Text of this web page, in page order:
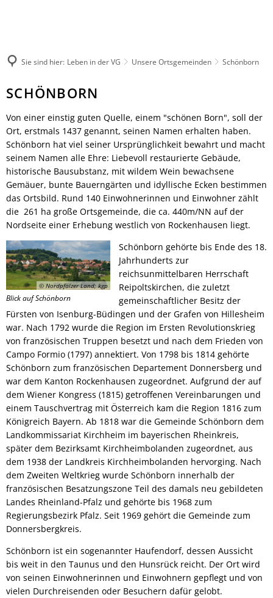
Unsere Verbandsgemeinde
Natur-Erlebnisbad
Verbandsgemeindewerke
Heiraten
Bildung
Vereine
Sprechtage der Deutschen
Feuerwehren
Umwelt, Planen, Bauen
Mobilität (ÖPNV)
Links mit Bezug zur jüdischen
Bürgerbus
Was erledige ich wo?
Notfallvorsorge
Stellenanzeigen &
Öffentliche
Ausschreibungen
Termine für das
Organigramm
Fundbüro
Radfahren
Gästeführungen
Veranstaltungen
Übernachten
Gastronomie
Regionale Produkte
Sie sind hier: Leben in der VG Unsere Ortsgemeinden Schönborn
Schönborn
SCHÖNBORN
Von einer einstig guten Quelle, einem "schönen Born", soll der
Ort, erstmals 1437 genannt, seinen Namen erhalten haben.
Schönborn hat viel seiner Ursprünglichkeit bewahrt und macht
seinem Namen alle Ehre: Liebevoll restaurierte Gebäude,
historische Bausubstanz, mit wildem Wein bewachsene
Gemäuer, bunte Bauerngärten und idyllische Ecken bestimmen
das Ortsbild. Rund 140 Einwohnerinnen und Einwohner zählt
die 261 ha große Ortsgemeinde, die ca. 440m/NN auf der
Nordseite einer Erhebung westlich von Rockenhausen liegt.
© Nordpfälzer Land; kgp
Blick auf Schönborn
Schönborn gehörte bis Ende des 18.
Jahrhunderts zur
reichsunmittelbaren Herrschaft
Reipoltskirchen, die zuletzt
gemeinschaftlicher Besitz der
Fürsten von Isenburg-Büdingen und der Grafen von Hillesheim
war. Nach 1792 wurde die Region im Ersten Revolutionskrieg
von französischen Truppen besetzt und nach dem Frieden von
Campo Formio (1797) annektiert. Von 1798 bis 1814 gehörte
Schönborn zum französischen Departement Donnersberg und
war dem Kanton Rockenhausen zugeordnet. Aufgrund der auf
dem Wiener Kongress (1815) getroffenen Vereinbarungen und
einem Tauschvertrag mit Österreich kam die Region 1816 zum
Königreich Bayern. Ab 1818 war die Gemeinde Schönborn dem
Landkommissariat Kirchheim im bayerischen Rheinkreis,
später dem Bezirksamt Kirchheimbolanden zugeordnet, aus
dem 1938 der Landkreis Kirchheimbolanden hervorging. Nach
dem Zweiten Weltkrieg wurde Schönborn innerhalb der
französischen Besatzungszone Teil des damals neu gebildeten
Landes Rheinland-Pfalz und gehörte bis 1968 zum
Regierungsbezirk Pfalz. Seit 1969 gehört die Gemeinde zum
Donnersbergkreis.
Schönborn ist ein sogenannter Haufendorf, dessen Aussicht
bis weit in den Taunus und den Hunsrück reicht. Der Ort wird
von seinen Einwohnerinnen und Einwohnern gepflegt und von
vielen Durchreisenden oder Besuchern dafür gelobt.